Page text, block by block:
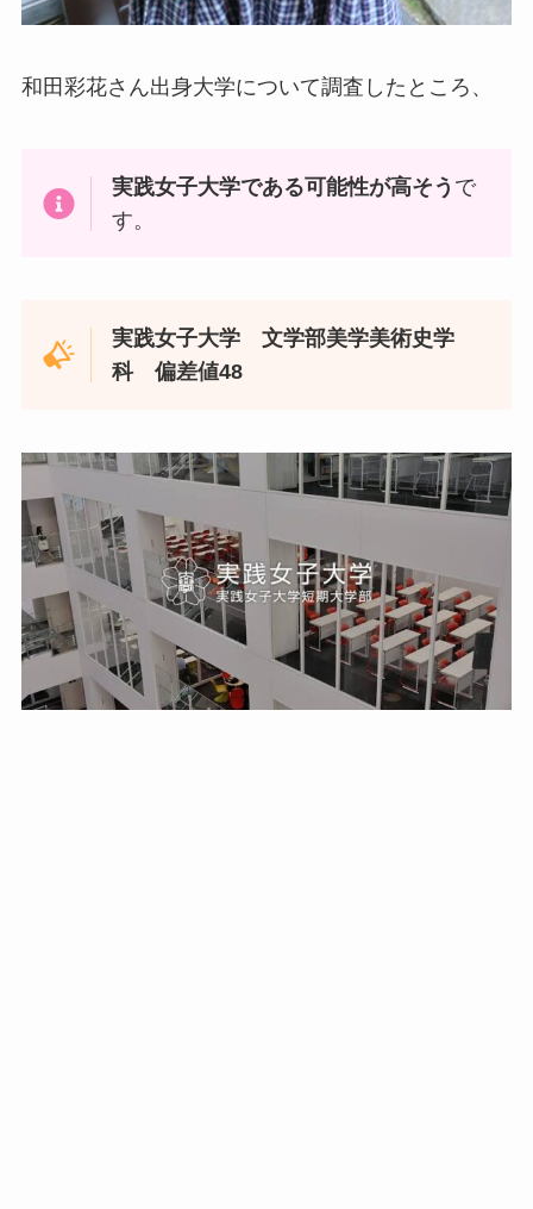
和田彩花さん出身大学について調査したところ、
実践女子大学である可能性が高そう で
す。
実践女子大学 文学部美学美術史学
科 偏差値48